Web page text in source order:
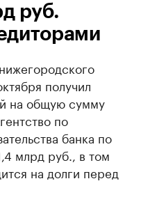
руб.
получил
на общую сумму
по
банка по
млрд руб., в том
на долги перед